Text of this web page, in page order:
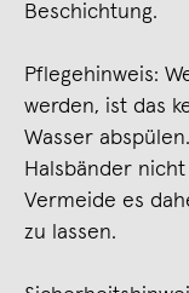
Beschichtung.
Pflegehinweis:
werden, ist das
Wasser
Halsbänder
Vermeide es
zu lassen.